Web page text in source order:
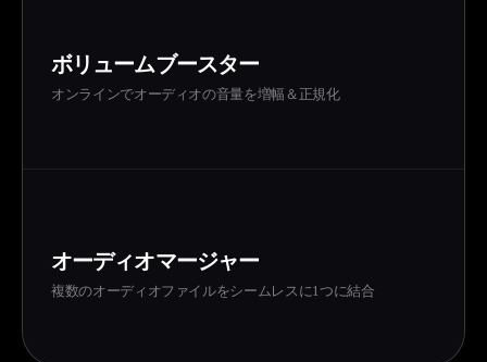
ボリュームブースター
オンラインでオーディオの音量を増幅＆正規化
オーディオマージャー
複数のオーディオファイルをシームレスに1つに結合